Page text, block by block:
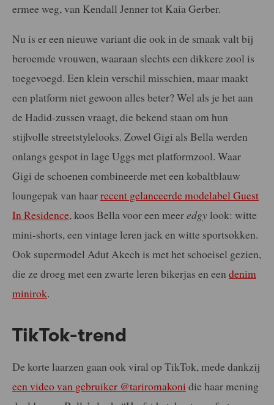
ermee weg, van Kendall Jenner tot Kaia Gerber.
Nu is er een nieuwe variant die ook in de smaak valt bij
beroemde vrouwen, waaraan slechts een dikkere zool is
toegevoegd. Een klein verschil misschien, maar maakt
een platform niet gewoon alles beter? Wel als je het aan
de Hadid-zussen vraagt, die bekend staan om hun
stijlvolle streetstylelooks. Zowel Gigi als Bella werden
onlangs gespot in lage Uggs met platformzool. Waar
Gigi de schoenen combineerde met een kobaltblauw
loungepak van haarrecent gelanceerde modelabel Guest
In Residence, koos Bella voor een meeredgy look: witte
mini-shorts, een vintage leren jack en witte sportsokken.
Ook supermodel Adut Akech is met het schoeisel gezien,
die ze droeg met een zwarte leren bikerjas en een denim
minirok.
TikTok-trend
De korte laarzen gaan ook viral op TikTok, mede dankzij
een video van gebruiker @tariromakoni die haar mening